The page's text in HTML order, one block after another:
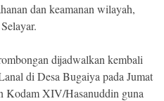
dan keamanan wilayah,
dijadwalkan kembali
di Desa Bugaiya pada Jumat
Kodam XIV/Hasanuddin guna